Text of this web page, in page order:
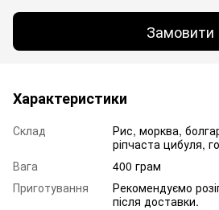
Замовити
Характеристики
Склад
Рис, морква,
ріпчаста цибуля,
Вага
400 грам
Приготування
Рекомендуємо
після доставки.